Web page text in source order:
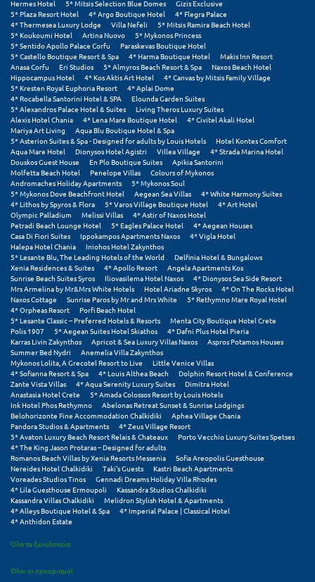
Ο
Ορεινή Αρκαδία
Ορεινή Ναυπακτία
Π
Πάλαιρος
Παξοί
Παραλία Κατερίνης
Παραλία Λιτοχώρου
Παράλιο Άστρος
Πάργα
Παρνασσός
Πάρος
Πάτμος
Πάτρα
Παύλιανη
Πειραιάς
Πελοπόννησος
Πήλιο
Πιερία
Hermes Hotel
5* Mitsis Selection Blue Domes
Gizis Exclusive
5* Plaza Resort Hotel
4* Argo Boutique Hotel
4* Flegra Palace
4* Thermesea Luxury Lodge
Villa Nefeli
5* Mitsis Ramira Beach Hotel
5* Koukoumi Hotel
Artina Nuovo
5* Mykonos Princess
5* Sentido Apollo Palace Corfu
Paraskevas Boutique Hotel
5* Castello Boutique Resort & Spa
4* Harma Boutique Hotel
Makis Inn Resort
Anasa Corfu
Eri Studios 5* Almyros Beach Resort & Spa
Naxos Beach Hotel
Hippocampus Hotel
4* Kos Aktis Art Hotel
4* Canvas by Mitsis Family Village
5* Kresten Royal Euphoria Resort
4* Aplai Dome
4* Rocabella Santorini Hotel & SPA
Elounda Garden Suites
5* Alexandros Palace Hotel & Suites
Living Theros Luxury Suites
Alexis Hotel Chania
4* Lena Mare Boutique Hotel
4* Civitel Akali Hotel
Mariya Art Living
Aqua Blu Boutique Hotel & Spa
5* Asterion Suites & Spa - Designed for adults by Louis Hotels
Hotel Kontes Comfort
Aqua Mare Hotel
Dionysos Hotel Agistri Villea Village
4* Strada Marina Hotel
Douskos Guest House
En Plo Boutique Suites
Apikia Santorini
Molfetta Beach Hotel
Penelope Villas
Colours of Mykonos
Andromaches Holiday Apartments
5* Mykonos Soul
5* Mykonos Dove Beachfront Hotel
Aegean Sea Villas
4* White Harmony Suites
4* Lithos by Spyros & Flora
5* Varos Village Boutique Hotel
4* Art Hotel
Olympic Palladium
Melissi Villas
4* Astir of Naxos Hotel
Petradi Beach Lounge Hotel
5* Eagles Palace Hotel
4* Aegean Houses
Casa Di Fiori Suites
Ippokampos Apartments Naxos
4* Vigla Hotel
Halepa Hotel Chania
Iniohos Hotel Zakynthos
5* Lesante Blu, The Leading Hotels of the World
Delfinia Hotel & Bungalows
Xenia Residences & Suites
4* Apollo Resort
Angela Apartments Kos
Sunrise Beach Suites Syros
Iliovasilema Hotel Naxos
4* Dionysos Sea Side Resort
Mrs Armelina by Mr&Mrs White Hotels
Hotel Ariadne Skyros
4* On The Rocks Hotel
Naxos Cottage
Sunrise Paros by Mr and Mrs White
5* Rethymno Mare Royal Hotel
4* Orpheas Resort
Porfi Beach Hotel
5* Lesante Classic – Preferred Hotels & Resorts
Menta City Boutique Hotel Crete
Polis 1907
5* Aegean Suites Hotel Skiathos
4* Dafni Plus Hotel Pieria
Karras Livin Zakynthos
Apricot & Sea Luxury Villas Naxos
Aspros Potamos Houses
Summer Bed Nydri
Anemelia Villa Zakynthos
Mykonos Lolita, A Grecotel Resort to Live
Little Venice Villas
4* Sofianna Resort & Spa
4* Louis Althea Beach
Dolphin Resort Hotel & Conference
Zante Vista Villas
4* Aqua Serenity Luxury Suites
Dimitra Hotel
Anastasia Hotel Crete
5* Amada Colossos Resort by Louis Hotels
Ink Hotel Phos Rethymno
Abelonas Retreat Sunset & Sunrise Lodgings
Belohorizonte Fine Accommodation Chalkidiki
Aphea Village Chania
Pandora Studios & Apartments
4* Zeus Village Resort
5* Avaton Luxury Beach Resort Relais & Chateaux
Porto Vecchio Luxury Suites Spetses
4* The King Jason Protaras – Designed for adults
Romanos Beach Villas by Xenia Resorts Messenia
Sofia Areopolis Guesthouse
Nereides Hotel Chalkidiki
Taki's Guests
Kastri Beach Apartments
Voreades Studios Tinos
Gennadi Dreams Holiday Villa Rhodes
4* Lila Guesthouse Ermoupoli
Kassandra Studios Chalkidiki
Kassandra Villas Chalkidiki
Melidron Stylish Hotel & Apartments
4* Alleys Boutique Hotel & Spa
4* Imperial Palace | Classical Hotel
4* Anthidon Estate
Όλα τα ξενοδοχεία
Όλοι οι προορισμοί